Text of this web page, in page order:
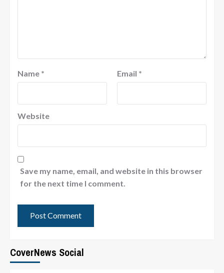
Name * Email *
Website
Save my name, email, and website in this browser
for the next time I comment.
CoverNews Social